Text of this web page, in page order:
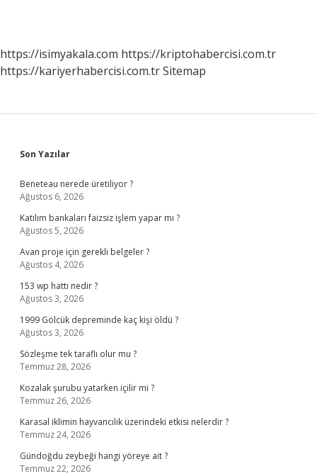
https://isimyakala.com https://kriptohabercisi.com.tr
https://kariyerhabercisi.com.trSitemap
Sidebar
Son Yazılar
Beneteau nerede üretiliyor ?
Ağustos 6, 2026
Katılım bankaları faizsiz işlem yapar mı ?
Ağustos 5, 2026
Avan proje için gerekli belgeler ?
Ağustos 4, 2026
153 wp hattı nedir ?
Ağustos 3, 2026
1999 Gölcük depreminde kaç kişi öldü ?
Ağustos 3, 2026
Sözleşme tek taraflı olur mu ?
Temmuz 28, 2026
Kozalak şurubu yatarken içilir mi ?
Temmuz 26, 2026
Karasal iklimin hayvancılık üzerindeki etkisi nelerdir ?
Temmuz 24, 2026
Gündoğdu zeybeği hangi yöreye ait ?
Temmuz 22, 2026